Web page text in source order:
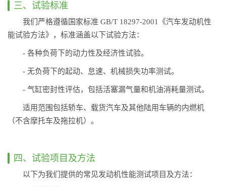
三、试验标准
我们严格遵循国家标准 GB/T 18297-2001《汽车发动机性
能试验方法》，标准涵盖以下试验方法：
- 各种负荷下的动力性及经济性试验。
- 无负荷下的起动、怠速、机械损失功率测试。
- 气缸密封性评估，包括活塞漏气量和机油消耗量测试。
适用范围包括轿车、载货汽车及其他陆用车辆的内燃机
（不含摩托车及拖拉机）。
四、试验项目及方法
以下为我们提供的常见发动机性能测试项目及方法：